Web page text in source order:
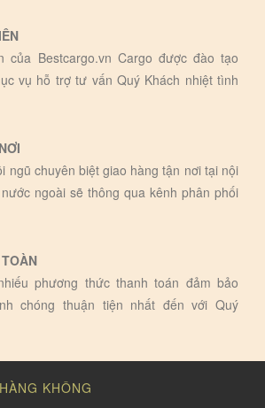
của Bestcargo.vn Cargo được đào tạo
vụ hỗ trợ tư vấn Quý Khách nhiệt tình
ngũ chuyên biệt giao hàng tận nơi tại nội
ngoài sẽ thông qua kênh phân phối
phương thức thanh toán đảm bảo
chóng thuận tiện nhất đến với Quý
KHÔNG